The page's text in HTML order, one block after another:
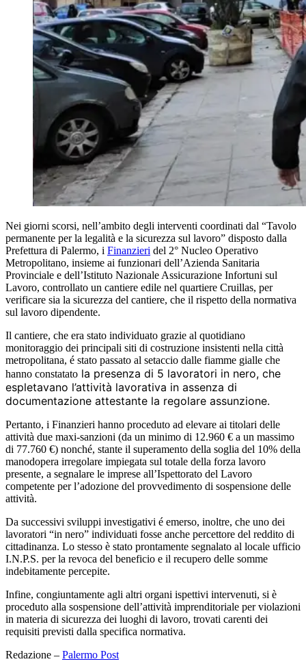
Nei giorni scorsi, nell’ambito degli interventi coordinati dal “Tavolo
permanente per la legalità e la sicurezza sul lavoro” disposto dalla
Prefettura di Palermo, i Finanzieri del 2° Nucleo Operativo
Metropolitano, insieme ai funzionari dell’Azienda Sanitaria
Provinciale e dell’Istituto Nazionale Assicurazione Infortuni sul
Lavoro, controllato un cantiere edile nel quartiere Cruillas, per
verificare sia la sicurezza del cantiere, che il rispetto della normativa
sul lavoro dipendente.
Il cantiere, che era stato individuato grazie al quotidiano
monitoraggio dei principali siti di costruzione insistenti nella città
metropolitana, é stato passato al setaccio dalle fiamme gialle che
hanno constatato la presenza di 5 lavoratori in nero, che
espletavano l’attività lavorativa in assenza di
documentazione attestante la regolare assunzione.
Pertanto, i Finanzieri hanno proceduto ad elevare ai titolari delle
attività due maxi-sanzioni (da un minimo di 12.960 € a un massimo
di 77.760 €) nonché, stante il superamento della soglia del 10% della
manodopera irregolare impiegata sul totale della forza lavoro
presente, a segnalare le imprese all’Ispettorato del Lavoro
competente per l’adozione del provvedimento di sospensione delle
attività.
Da successivi sviluppi investigativi é emerso, inoltre, che uno dei
lavoratori “in nero” individuati fosse anche percettore del reddito di
cittadinanza. Lo stesso è stato prontamente segnalato al locale ufficio
I.N.P.S. per la revoca del beneficio e il recupero delle somme
indebitamente percepite.
Infine, congiuntamente agli altri organi ispettivi intervenuti, si è
proceduto alla sospensione dell’attività imprenditoriale per violazioni
in materia di sicurezza dei luoghi di lavoro, trovati carenti dei
requisiti previsti dalla specifica normativa.
Redazione – Palermo Post